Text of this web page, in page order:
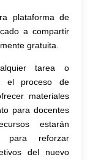
plataforma de
a compartir
gratuita.
tarea o
el proceso de
materiales
para docentes
estarán
para reforzar
del nuevo